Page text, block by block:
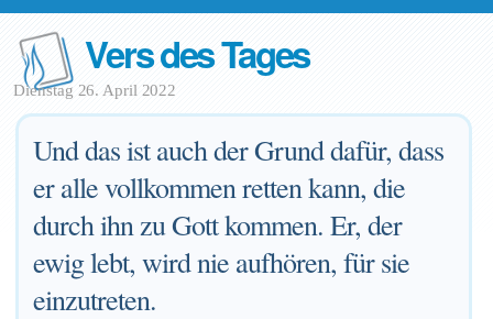
Vers des Tages
Dienstag 26. April 2022
Und das ist auch der Grund dafür, dass
er alle vollkommen retten kann, die
durch ihn zu Gott kommen. Er, der
ewig lebt, wird nie aufhören, für sie
einzutreten.